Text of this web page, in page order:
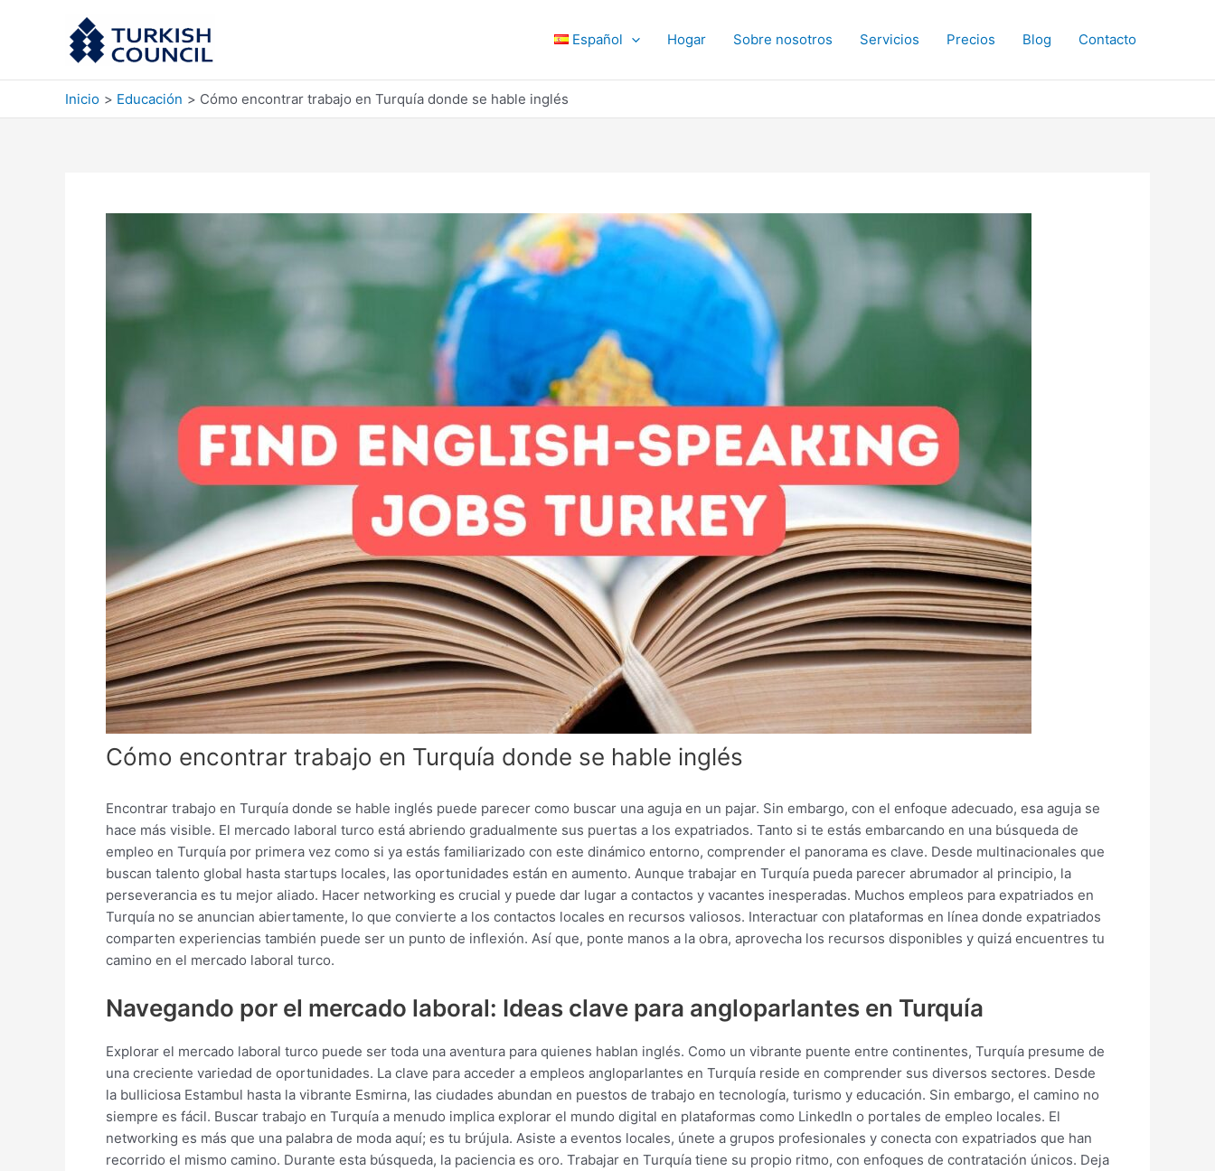
Español Hogar Sobre nosotros Servicios Precios Blog Contacto
Inicio Educación Cómo encontrar trabajo en Turquía donde se hable inglés
Cómo encontrar trabajo en Turquía donde se hable inglés
Encontrar trabajo en Turquía donde se hable inglés puede parecer como buscar una aguja en un pajar. Sin embargo, con el enfoque adecuado, esa aguja se
hace más visible. El mercado laboral turco está abriendo gradualmente sus puertas a los expatriados. Tanto si te estás embarcando en una búsqueda de
empleo en Turquía por primera vez como si ya estás familiarizado con este dinámico entorno, comprender el panorama es clave. Desde multinacionales que
buscan talento global hasta startups locales, las oportunidades están en aumento. Aunque trabajar en Turquía pueda parecer abrumador al principio, la
perseverancia es tu mejor aliado. Hacer networking es crucial y puede dar lugar a contactos y vacantes inesperadas. Muchos empleos para expatriados en
Turquía no se anuncian abiertamente, lo que convierte a los contactos locales en recursos valiosos. Interactuar con plataformas en línea donde expatriados
comparten experiencias también puede ser un punto de inflexión. Así que, ponte manos a la obra, aprovecha los recursos disponibles y quizá encuentres tu
camino en el mercado laboral turco.
Navegando por el mercado laboral: Ideas clave para angloparlantes en Turquía
Explorar el mercado laboral turco puede ser toda una aventura para quienes hablan inglés. Como un vibrante puente entre continentes, Turquía presume de
una creciente variedad de oportunidades. La clave para acceder a empleos angloparlantes en Turquía reside en comprender sus diversos sectores. Desde
la bulliciosa Estambul hasta la vibrante Esmirna, las ciudades abundan en puestos de trabajo en tecnología, turismo y educación. Sin embargo, el camino no
siempre es fácil. Buscar trabajo en Turquía a menudo implica explorar el mundo digital en plataformas como LinkedIn o portales de empleo locales. El
networking es más que una palabra de moda aquí; es tu brújula. Asiste a eventos locales, únete a grupos profesionales y conecta con expatriados que han
recorrido el mismo camino. Durante esta búsqueda, la paciencia es oro. Trabajar en Turquía tiene su propio ritmo, con enfoques de contratación únicos. Deja